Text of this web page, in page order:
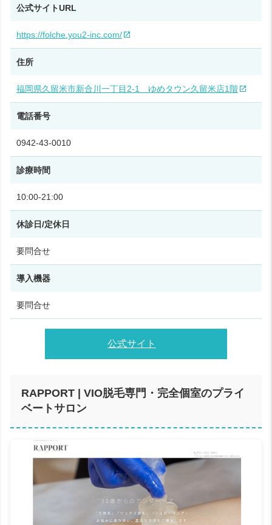
公式サイトURL
https://folche.you2-inc.com/
住所
福岡県久留米市新合川一丁目2-1 ゆめタウン久留米店1階
電話番号
0942-43-0010
診療時間
10:00‑21:00
休診日/定休日
要問合せ
導入機器
要問合せ
公式サイト
RAPPORT | VIO脱毛専門・完全個室のプライ
ベートサロン